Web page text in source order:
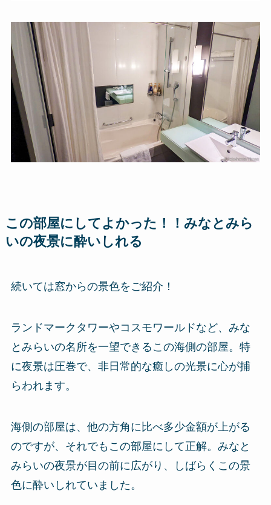
この部屋にしてよかった！！みなとみら
いの夜景に酔いしれる
続いては窓からの景色をご紹介！
ランドマークタワーやコスモワールドなど、みな
とみらいの名所を一望できるこの海側の部屋。特
に夜景は圧巻で、非日常的な癒しの光景に心が捕
らわれます。
海側の部屋は、他の方角に比べ多少金額が上がる
のですが、それでもこの部屋にして正解。みなと
みらいの夜景が目の前に広がり、しばらくこの景
色に酔いしれていました。